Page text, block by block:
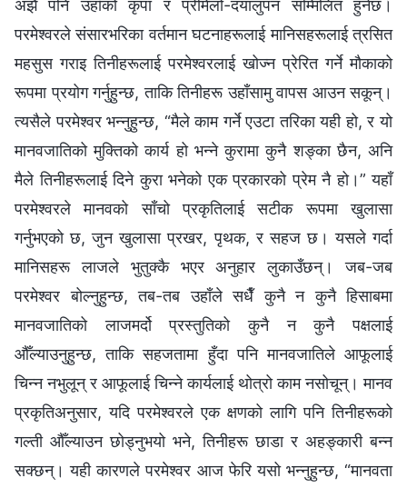
अझै पनि उहाँको कृपा र प्रेमिलो-दयालुपन सम्मिलित हुनेछ।
परमेश्‍वरले संसारभरिका वर्तमान घटनाहरूलाई मानिसहरूलाई त्रसित
महसुस गराइ तिनीहरूलाई परमेश्‍वरलाई खोज्न प्रेरित गर्ने मौकाको
रूपमा प्रयोग गर्नुहुन्छ, ताकि तिनीहरू उहाँसामु वापस आउन सकून्।
त्यसैले परमेश्‍वर भन्नुहुन्छ, “मैले काम गर्ने एउटा तरिका यही हो, र यो
मानवजातिको मुक्तिको कार्य हो भन्‍ने कुरामा कुनै शङ्का छैन, अनि
मैले तिनीहरूलाई दिने कुरा भनेको एक प्रकारको प्रेम नै हो।” यहाँ
परमेश्‍वरले मानवको साँचो प्रकृतिलाई सटीक रूपमा खुलासा
गर्नुभएको छ, जुन खुलासा प्रखर, पृथक, र सहज छ। यसले गर्दा
मानिसहरू लाजले भुतुक्‍कै भएर अनुहार लुकाउँछन्। जब-जब
परमेश्‍वर बोल्‍नुहुन्छ, तब-तब उहाँले सधैँ कुनै न कुनै हिसाबमा
मानवजातिको लाजमर्दो प्रस्तुतिको कुनै न कुनै पक्षलाई
औँल्याउनुहुन्छ, ताकि सहजतामा हुँदा पनि मानवजातिले आफूलाई
चिन्‍न नभुलून् र आफूलाई चिन्‍ने कार्यलाई थोत्रो काम नसोचून्। मानव
प्रकृतिअनुसार, यदि परमेश्‍वरले एक क्षणको लागि पनि तिनीहरूको
गल्ती औँल्याउन छोड्नुभयो भने, तिनीहरू छाडा र अहङ्कारी बन्‍न
सक्छन्। यही कारणले परमेश्‍वर आज फेरि यसो भन्‍नुहुन्छ, “मानवता